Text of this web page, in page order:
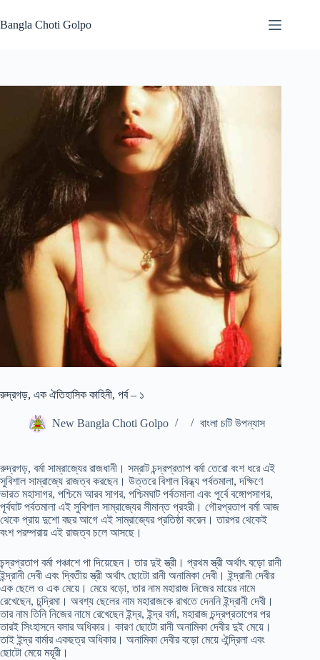
to
content
Bangla Choti Golpo
রুদ্রগড়, এক ঐতিহাসিক কাহিনী, পর্ব – ১
New Bangla Choti Golpo বাংলা চটি উপন্যাস
রুদ্রগড়, বর্মা সাম্রাজ্যের রাজধানী। সম্রাট চন্দ্রপ্রতাপ বর্মা তেরো বংশ ধরে এই
সুবিশাল সাম্রাজ্যে রাজত্ব করছেন। উত্তরে বিশাল বিন্ধ্য পর্বতমালা, দক্ষিণে
ভারত মহাসাগর, পশ্চিমে আরব সাগর, পশ্চিমঘাট পর্বতমালা এবং পূর্বে বঙ্গোপসাগর,
পূর্বঘাট পর্বতমালা এই সুবিশাল সাম্রাজ্যের সীমান্ত প্রহরী। গৌরপ্রতাপ বর্মা আজ
থেকে প্রায় দুশো বছর আগে এই সাম্রাজ্যের প্রতিষ্ঠা করেন। তারপর থেকেই
বংশ পরম্পরায় এই রাজত্ব চলে আসছে।
চন্দ্রপ্রতাপ বর্মা পঞ্চাশে পা দিয়েছেন। তার দুই স্ত্রী। প্রথম স্ত্রী অর্থাৎ বড়ো রানী
ইন্দ্রানী দেবী এবং দ্বিতীয় স্ত্রী অর্থাৎ ছোটো রানী অনামিকা দেবী। ইন্দ্রানী দেবীর
এক ছেলে ও এক মেয়ে। মেয়ে বড়ো, তার নাম মহারাজ নিজের মায়ের নামে
রেখেছেন, চন্দ্রিমা। অবশ্য ছেলের নাম মহারাজকে রাখতে দেননি ইন্দ্রানী দেবী।
তার নাম তিনি নিজের নামে রেখেছেন ইন্দ্র, ইন্দ্র বর্মা, মহারাজ চন্দ্রপ্রতাপের পর
তারই সিংহাসনে বসার অধিকার। কারণ ছোটো রানী অনামিকা দেবীর দুই মেয়ে।
তাই ইন্দ্র বার্মার একছত্র অধিকার। অনামিকা দেবীর বড়ো মেয়ে ঐন্দ্রিলা এবং
ছোটো মেয়ে ময়ূরী।